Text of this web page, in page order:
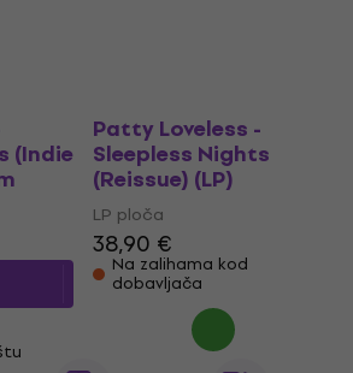
(Indie
Patty Loveless -
Sleepless Nights
(Reissue) (LP)
LP ploča
38,90 €
Na zalihama kod
dobavljača